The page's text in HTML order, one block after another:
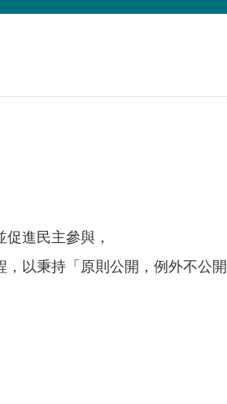
進民主參與，
以秉持「原則公開，例外不公開